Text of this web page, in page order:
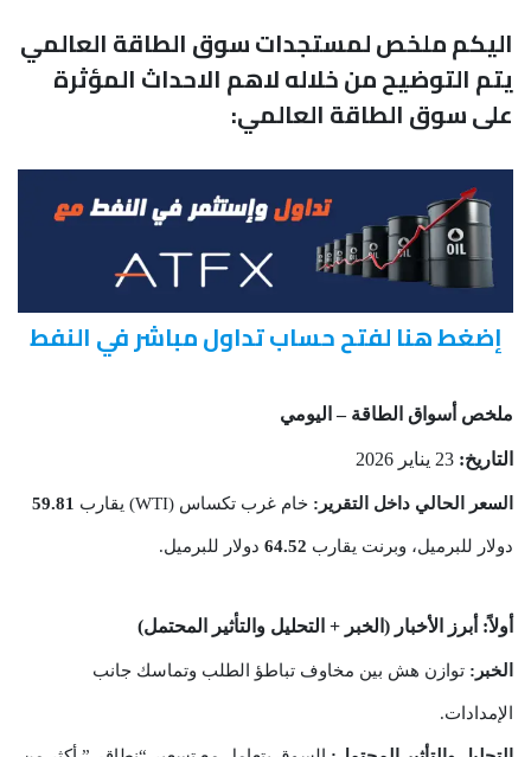
اليكم ملخص لمستجدات سوق الطاقة العالمي
يتم التوضيح من خلاله لاهم الاحداث المؤثرة
على سوق الطاقة العالمي:
إضغط هنا لفتح حساب تداول مباشر في النفط
ملخص أسواق الطاقة – اليومي
التاريخ:
السعر الحالي داخل التقرير: خام غرب تكساس (WTI) يقارب 59.81
دولار للبرميل، وبرنت يقارب 64.52 دولار للبرميل.
أولاً: أبرز الأخبار (الخبر + التحليل والتأثير المحتمل)
الخبر: توازن هش بين مخاوف تباطؤ الطلب وتماسك جانب
الإمدادات.